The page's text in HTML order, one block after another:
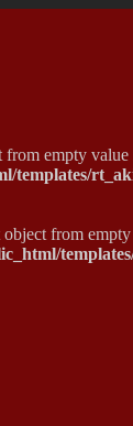
from empty value
templates/
from